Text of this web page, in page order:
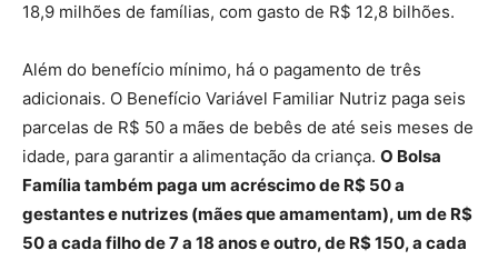
18,9 milhões de famílias, com gasto de R$ 12,8 bilhões.
Além do benefício mínimo, há o pagamento de três
adicionais. O Benefício Variável Familiar Nutriz paga seis
parcelas de R$ 50 a mães de bebês de até seis meses de
idade, para garantir a alimentação da criança. O Bolsa
Família também paga um acréscimo de R$ 50 a
gestantes e nutrizes (mães que amamentam), um de R$
50 a cada filho de 7 a 18 anos e outro, de R$ 150, a cada